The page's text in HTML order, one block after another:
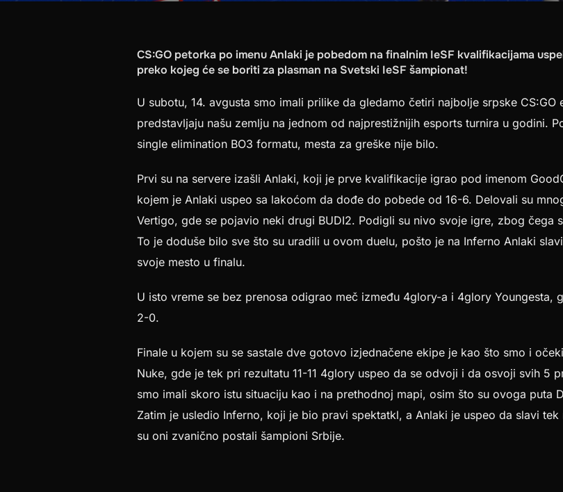
CS:GO petorka po imenu Anlaki je pobedom na finalnim IeSF kvalifikacijama
preko kojeg će se boriti za plasman na Svetski IeSF šampionat!
U subotu, 14. avgusta smo imali prilike da gledamo četiri najbolje srpske
predstavljaju našu zemlju na jednom od najprestižnijih esports turnira u godini.
single elimination BO3 formatu, mesta za greške nije bilo.
Prvi su na servere izašli Anlaki, koji je prve kvalifikacije igrao pod imenom
kojem je Anlaki uspeo sa lakoćom da dođe do pobede od 16-6. Delovali su
Vertigo, gde se pojavio neki drugi BUDI2. Podigli su nivo svoje igre, zbog čega
To je doduše bilo sve što su uradili u ovom duelu, pošto je na Inferno Anlaki
svoje mesto u finalu.
U isto vreme se bez prenosa odigrao meč između 4glory-a i 4glory Youngesta,
2-0.
Finale u kojem su se sastale dve gotovo izjednačene ekipe je kao što smo i
Nuke, gde je tek pri rezultatu 11-11 4glory uspeo da se odvoji i da osvoji svih 5
smo imali skoro istu situaciju kao i na prethodnoj mapi, osim što su ovoga puta
Zatim je usledio Inferno, koji je bio pravi spektatkl, a Anlaki je uspeo da slavi
su oni zvanično postali šampioni Srbije.